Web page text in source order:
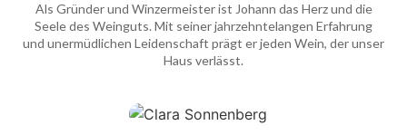
Als Gründer und Winzermeister ist Johann das Herz und die
Seele des Weinguts. Mit seiner jahrzehntelangen Erfahrung
und unermüdlichen Leidenschaft prägt er jeden Wein, der unser
Haus verlässt.